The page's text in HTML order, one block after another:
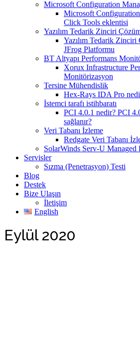
Microsoft Configuration
Microsoft
Click Tools eklentisi
Yazılım Tedarik Zinciri
Yazılım Tedarik Zinciri
JFrog Platformu
BT Altyapı Performans
Xorux Infrastructure
Monitörizasyon
Tersine Mühendislik
Hex-Rays IDA Pro
İstemci tarafı istihbaratı
PCI 4.0.1 nedir? PCI
sağlanır?
Veri Tabanı İzleme
Redgate Veri Tabanı
SolarWinds Serv-U Managed
Servisler
Sızma (Penetrasyon) Testi
Blog
Destek
Bize Ulaşın
İletişim
English
Eylül 2020